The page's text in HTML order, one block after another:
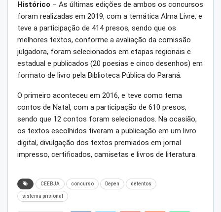
Histórico – As últimas edições de ambos os concursos
foram realizadas em 2019, com a temática Alma Livre, e
teve a participação de 414 presos, sendo que os
melhores textos, conforme a avaliação da comissão
julgadora, foram selecionados em etapas regionais e
estadual e publicados (20 poesias e cinco desenhos) em
formato de livro pela Biblioteca Pública do Paraná.
O primeiro aconteceu em 2016, e teve como tema
contos de Natal, com a participação de 610 presos,
sendo que 12 contos foram selecionados. Na ocasião,
os textos escolhidos tiveram a publicação em um livro
digital, divulgação dos textos premiados em jornal
impresso, certificados, camisetas e livros de literatura.
CEEBJA concurso Depen detentos
sistema prisional